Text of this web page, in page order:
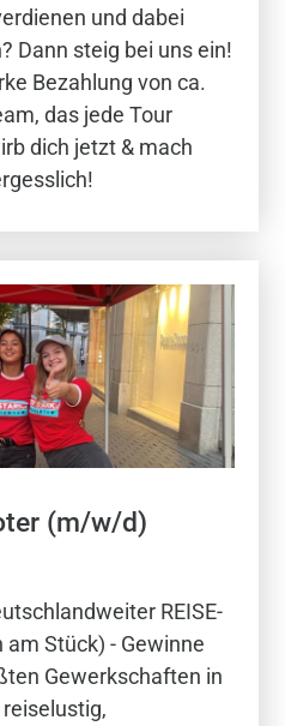
und dabei
Dann steig bei uns ein!
Bezahlung von ca.
das jede Tour
dich jetzt & mach
(m/w/d)
REISE-
am Stück) - Gewinne
Gewerkschaften in